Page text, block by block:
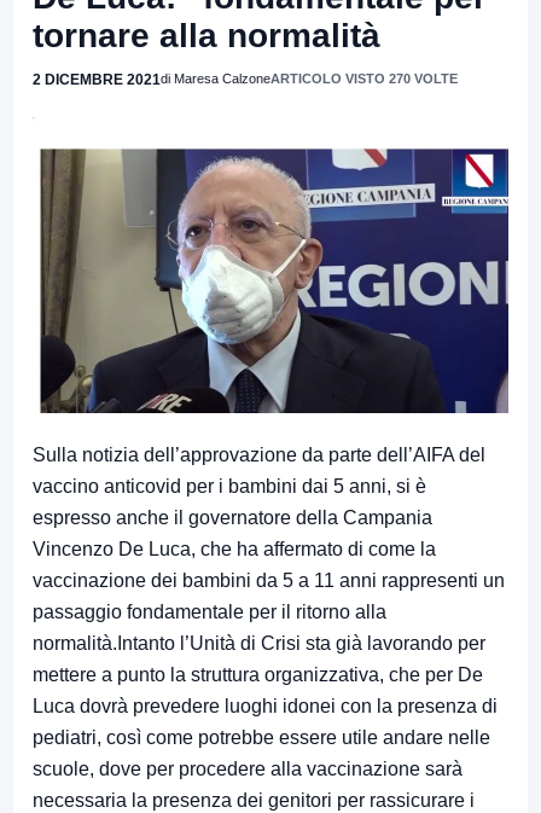
tornare alla normalità
2 DICEMBRE 2021di Maresa CalzoneARTICOLO VISTO 270 VOLTE
Sulla notizia dell’approvazione da parte dell’AIFA del
vaccino anticovid per i bambini dai 5 anni, si è
espresso anche il governatore della Campania
Vincenzo De Luca, che ha affermato di come la
vaccinazione dei bambini da 5 a 11 anni rappresenti un
passaggio fondamentale per il ritorno alla
normalità.Intanto l’Unità di Crisi sta già lavorando per
mettere a punto la struttura organizzativa, che per De
Luca dovrà prevedere luoghi idonei con la presenza di
pediatri, così come potrebbe essere utile andare nelle
scuole, dove per procedere alla vaccinazione sarà
necessaria la presenza dei genitori per rassicurare i